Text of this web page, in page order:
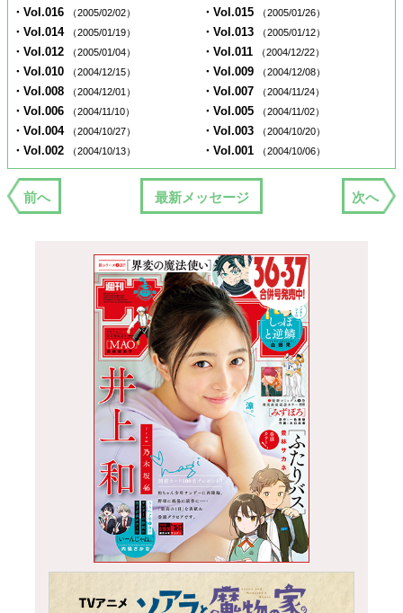
・Vol.016 （2005/02/02） ・Vol.015 （2005/01/26）
・Vol.014 （2005/01/19） ・Vol.013 （2005/01/12）
・Vol.012 （2005/01/04） ・Vol.011 （2004/12/22）
・Vol.010 （2004/12/15） ・Vol.009 （2004/12/08）
・Vol.008 （2004/12/01） ・Vol.007 （2004/11/24）
・Vol.006 （2004/11/10） ・Vol.005 （2004/11/02）
・Vol.004 （2004/10/27） ・Vol.003 （2004/10/20）
・Vol.002 （2004/10/13） ・Vol.001 （2004/10/06）
前へ 最新メッセージ 次へ